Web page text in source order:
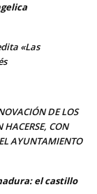
«Las
DE LOS
HACERSE, CON
AYUNTAMIENTO
el castillo